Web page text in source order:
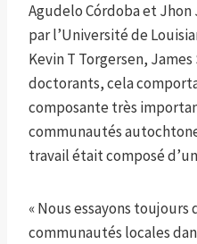
Agudelo Córdoba et Jhon
par l’Université de
Kevin T Torgersen,
doctorants, cela
composante très
communautés
travail était composé
« Nous essayons toujours
communautés locales